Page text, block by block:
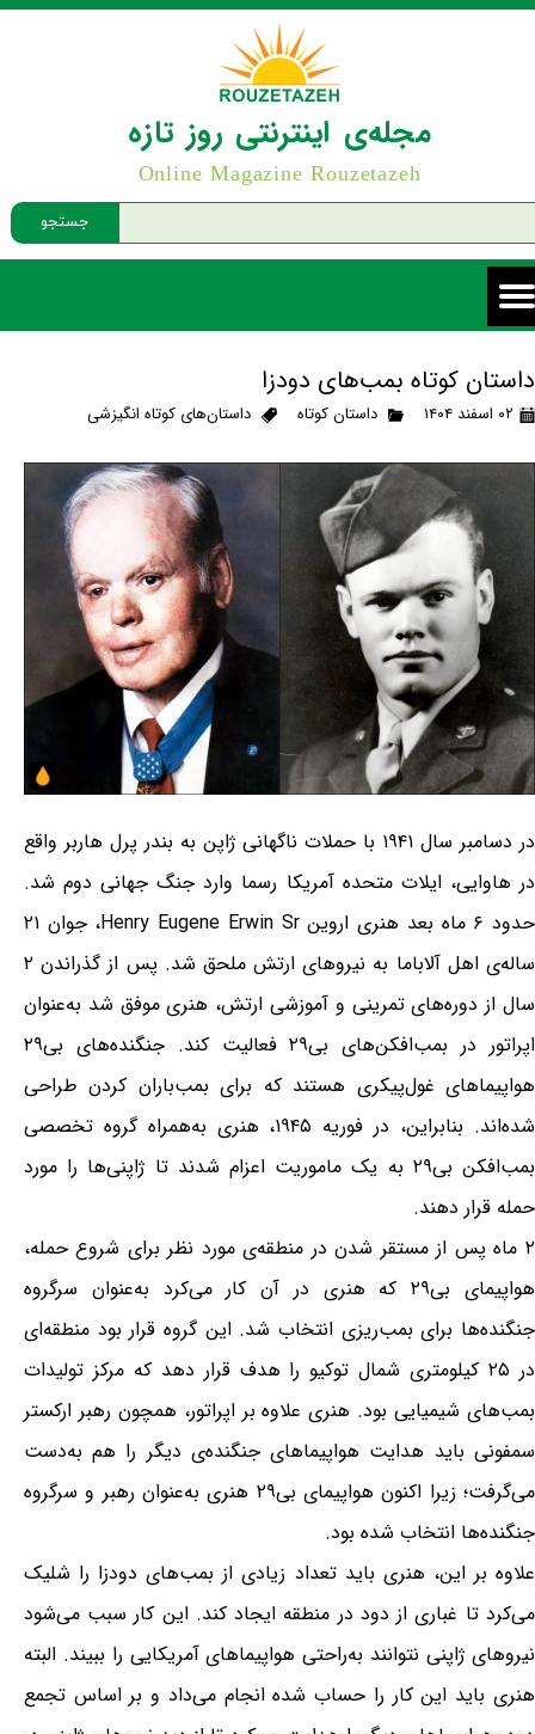
جستجو
مجله‌ی اینترنتی روز تازه
Online Magazine Rouzetazeh
داستان کوتاه بمب‌های دودزا
۰۲ اسفند ۱۴۰۴ داستان کوتاه داستان‌های کوتاه انگیزشی
در دسامبر سال ۱۹۴۱ با حملات ناگهانی ژاپن به بندر پرل هاربر واقع
در هاوایی، ایلات متحده آمریکا رسما وارد جنگ جهانی دوم شد.
حدود ۶ ماه بعد هنری اروین Henry Eugene Erwin Sr، جوان ۲۱
ساله‌ی اهل آلاباما به نیروهای ارتش ملحق شد. پس از گذراندن ۲
سال از دوره‌های تمرینی و آموزشی ارتش، هنری موفق شد به‌عنوان
اپراتور در بمب‌افکن‌های بی۲۹ فعالیت کند. جنگنده‌های بی۲۹
هواپیماهای غول‌پیکری هستند که برای بمب‌باران کردن طراحی
شده‌اند. بنابراین، در فوریه ۱۹۴۵، هنری به‌همراه گروه تخصصی
‌بمب‌افکن بی۲۹ به یک ماموریت اعزام شدند تا ژاپنی‌ها را مورد
حمله قرار دهند.
۲ ماه پس از مستقر شدن در منطقه‌ی مورد نظر برای شروع حمله،
هواپیمای بی۲۹ که هنری در آن کار می‌کرد به‌عنوان سرگروه
جنگنده‌ها برای بمب‌ریزی انتخاب شد. این گروه قرار بود منطقه‌ای
در ۲۵ کیلومتری شمال توکیو را هدف قرار دهد که مرکز تولیدات
بمب‌های شیمیایی بود. هنری علاوه بر اپراتور، همچون رهبر ارکستر
سمفونی باید هدایت هواپیماهای جنگنده‌ی دیگر را هم به‌دست
می‌گرفت؛ زیرا اکنون هواپیمای بی۲۹ هنری به‌عنوان رهبر و سرگروه
جنگنده‌ها انتخاب شده بود.
علاوه بر این، هنری باید تعداد زیادی از بمب‌های دودزا را شلیک
می‌کرد تا غباری از دود در منطقه ایجاد کند. این کار سبب می‌شود
نیروهای ژاپنی نتوانند به‌راحتی هواپیماهای آمریکایی را ببیند. البته
هنری باید این کار را حساب شده انجام می‌داد و بر اساس تجمع